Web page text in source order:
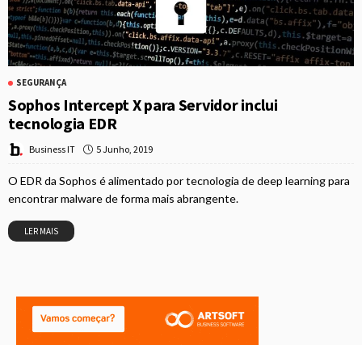
SEGURANÇA
Sophos Intercept X para Servidor inclui
tecnologia EDR
Business IT 5 Junho, 2019
O EDR da Sophos é alimentado por tecnologia de deep learning para
encontrar malware de forma mais abrangente.
LER MAIS